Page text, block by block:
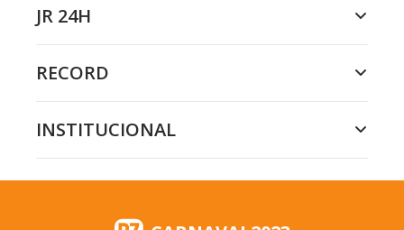
JR 24H
RECORD
INSTITUCIONAL